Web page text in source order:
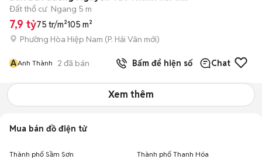
Đất thổ cư Ngang 5 m
7,9 tỷ75 tr/m²105 m²
Phường Hòa Hiệp Nam (P. Hải Vân mới)
AAnh Thành 2 đã bán Bấm để hiện số Chat
Xem thêm
Mua bán đồ điện tử
Thành phố Sầm Sơn Thành phố Thanh Hóa